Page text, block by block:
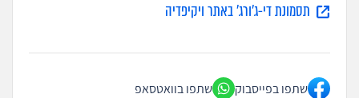
תסמונת די-ג'ורג' באתר ויקיפדיה
שתפו בפייסבוק שתפו בוואטסאפ